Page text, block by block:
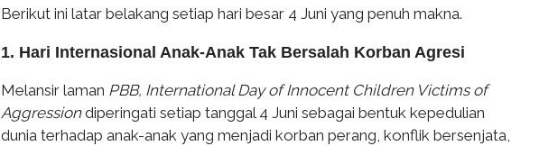
Berikut ini latar belakang setiap hari besar 4 Juni yang penuh makna.
1. Hari Internasional Anak-Anak Tak Bersalah Korban Agresi
Melansir laman PBB, International Day of Innocent Children Victims of
Aggressiondiperingati setiap tanggal 4 Juni sebagai bentuk kepedulian
dunia terhadap anak-anak yang menjadi korban perang, konflik bersenjata,